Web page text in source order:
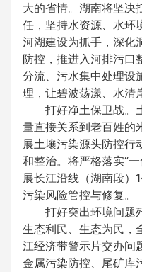
大的省情。湖南将坚决
任，坚持水资源、水环
河湖建设为抓手，深化
防控，推进入河排污口
分流、污水集中处理设
理，让碧波荡漾、水清
打好净土保卫战。
量直接关系到老百姓的
展土壤污染源头防控行
和整治。将严格落实“
展长江沿线（湖南段）
污染风险管控与修复。
打好突出环境问题
生态利民、生态为民，
江经济带警示片交办问
金属污染防控、尾矿库